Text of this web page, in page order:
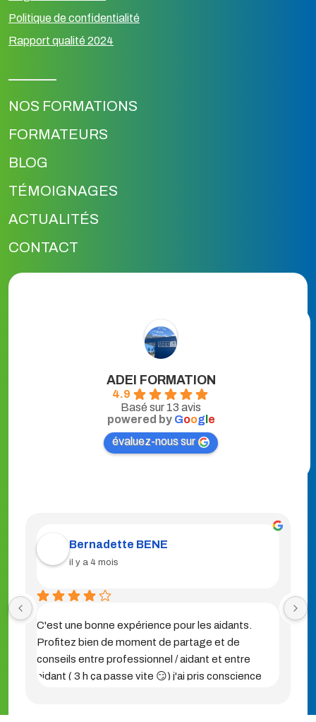
Politique de confidentialité
Rapport qualité 2024
NOS FORMATIONS
FORMATEURS
BLOG
TÉMOIGNAGES
ACTUALITÉS
CONTACT
ADEI FORMATION
4.9
Basé sur 13 avis
powered by Goog e
évaluez-nous sur
Bernadette BENE
il y a 4 mois
C'est une bonne expérience pour les aidants.
Profitez bien de moment de partage et de
conseils entre professionnel / aidant et entre
aidant ( 3 h ça passe vite 😏) j'ai pris conscience